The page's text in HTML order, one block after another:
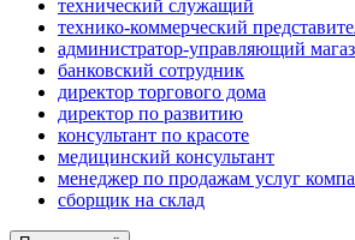
технический служащий
технико-коммерческий
администратор-управляющий
банковский сотрудник
директор торгового дома
директор по развитию
консультант по красоте
медицинский консультант
менеджер по продажам услуг
сборщик на склад